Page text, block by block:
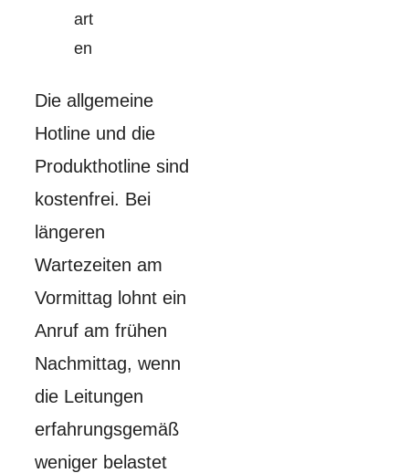
art
en
Die allgemeine
Hotline und die
Produkthotline sind
kostenfrei. Bei
längeren
Wartezeiten am
Vormittag lohnt ein
Anruf am frühen
Nachmittag, wenn
die Leitungen
erfahrungsgemäß
weniger belastet